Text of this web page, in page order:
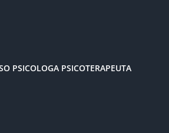
PSICOLOGA PSICOTERAPEUTA